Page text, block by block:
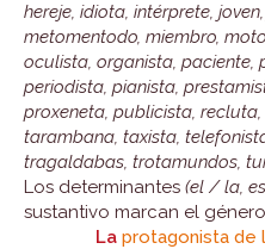
hereje, idiota, intérprete,
metomentodo, miembro,
oculista, organista, paciente,
periodista, pianista,
proxeneta, publicista,
tarambana, taxista,
tragaldabas, trotamundos,
Los determinantes (el / la,
sustantivo marcan el
La protagonista de